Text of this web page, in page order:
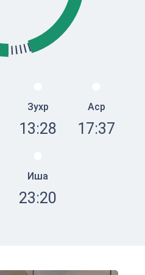
Зухр
13:28
Аср
17:37
Иша
23:20